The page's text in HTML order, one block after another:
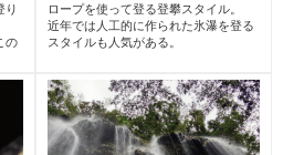
クスドリーム
Japan
onyone
オンヨネ Japan